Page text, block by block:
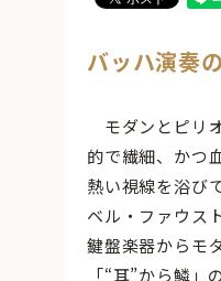
バッハ演奏
モダンとピリ
的で繊細、かつ
熱い視線を浴び
ベル・ファウス
鍵盤楽器からモ
「“耳”から鱗